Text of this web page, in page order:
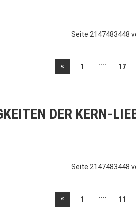
Seite 2147483448
« 1 .... 17
DER KERN-
Seite 2147483448
« 1 .... 11